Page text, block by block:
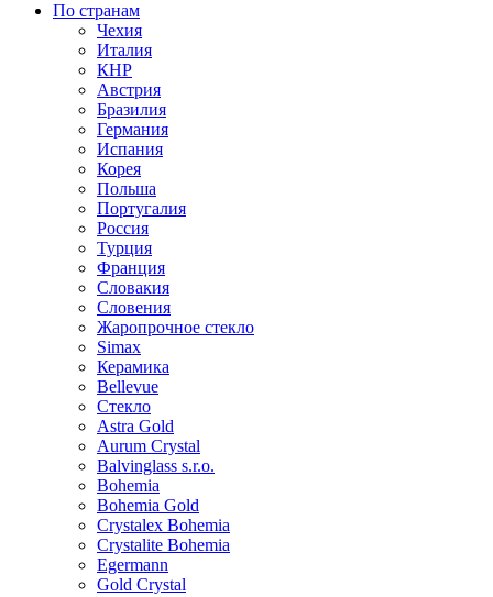
По странам
Чехия
Италия
КНР
Австрия
Бразилия
Германия
Испания
Корея
Польша
Португалия
Россия
Турция
Франция
Словакия
Словения
Жаропрочное стекло
Simax
Керамика
Bellevue
Стекло
Astra Gold
Aurum Crystal
Balvinglass s.r.o.
Bohemia
Bohemia Gold
Crystalex Bohemia
Crystalite Bohemia
Egermann
Gold Crystal